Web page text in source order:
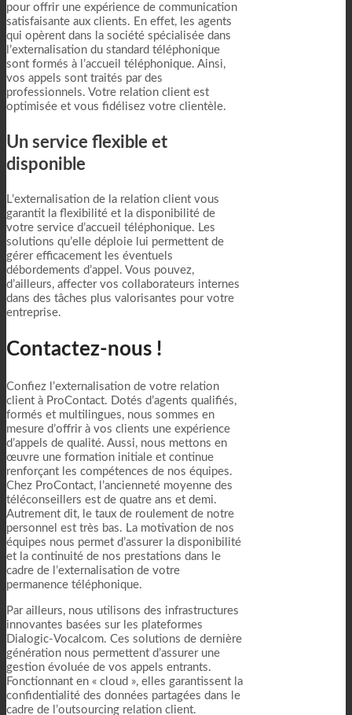
pour offrir une expérience de communication
satisfaisante aux clients. En effet, les agents
qui opèrent dans la société spécialisée dans
l’externalisation du standard téléphonique
sont formés à l’accueil téléphonique. Ainsi,
vos appels sont traités par des
professionnels. Votre relation client est
optimisée et vous fidélisez votre clientèle.
Un service flexible et
disponible
L’externalisation de la relation client vous
garantit la flexibilité et la disponibilité de
votre service d’accueil téléphonique. Les
solutions qu’elle déploie lui permettent de
gérer efficacement les éventuels
débordements d’appel. Vous pouvez,
d’ailleurs, affecter vos collaborateurs internes
dans des tâches plus valorisantes pour votre
entreprise.
Contactez-nous !
Confiez l’externalisation de votre relation
client à ProContact. Dotés d’agents qualifiés,
formés et multilingues, nous sommes en
mesure d’offrir à vos clients une expérience
d’appels de qualité. Aussi, nous mettons en
œuvre une formation initiale et continue
renforçant les compétences de nos équipes.
Chez ProContact, l’ancienneté moyenne des
téléconseillers est de quatre ans et demi.
Autrement dit, le taux de roulement de notre
personnel est très bas. La motivation de nos
équipes nous permet d’assurer la disponibilité
et la continuité de nos prestations dans le
cadre de l’externalisation de votre
permanence téléphonique.
Par ailleurs, nous utilisons des infrastructures
innovantes basées sur les plateformes
Dialogic-Vocalcom. Ces solutions de dernière
génération nous permettent d’assurer une
gestion évoluée de vos appels entrants.
Fonctionnant en « cloud », elles garantissent la
confidentialité des données partagées dans le
cadre de l’outsourcing relation client.